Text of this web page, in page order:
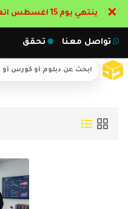
تواصل معنا تحقق
ينتهي يوم 15 اغسطس اتعلم ب 75% خصم : احجز مقعدك الان ✕